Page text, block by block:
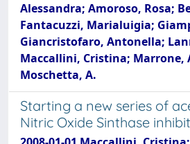
Alessandra; Amoroso, Rosa;
Fantacuzzi, Marialuigia;
Giancristofaro, Antonella;
Maccallini, Cristina; Marrone,
Moschetta, A.
Starting a new series of
Nitric Oxide Sinthase